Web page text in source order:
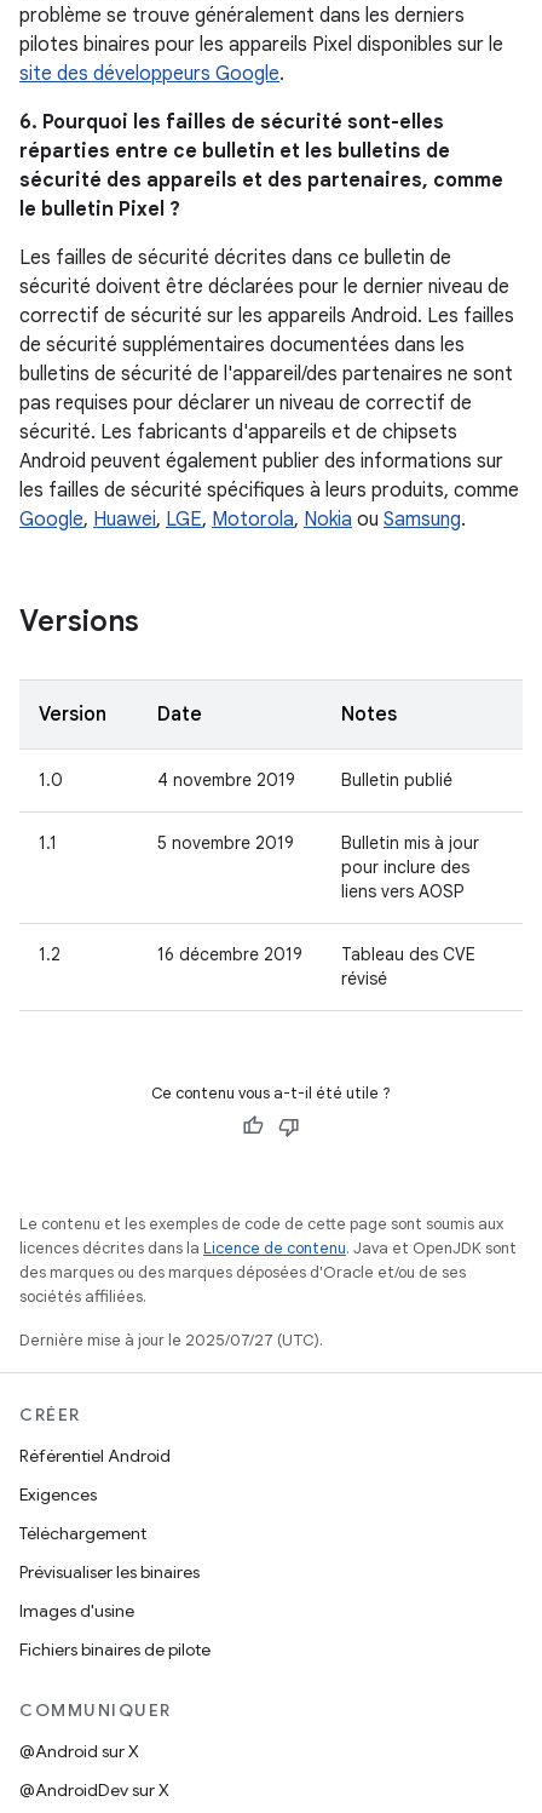
problème se trouve généralement dans les derniers
pilotes binaires pour les appareils Pixel disponibles sur le
site des développeurs Google.
6. Pourquoi les failles de sécurité sont-elles
réparties entre ce bulletin et les bulletins de
sécurité des appareils et des partenaires, comme
le bulletin Pixel ?
Les failles de sécurité décrites dans ce bulletin de
sécurité doivent être déclarées pour le dernier niveau de
correctif de sécurité sur les appareils Android. Les failles
de sécurité supplémentaires documentées dans les
bulletins de sécurité de l'appareil/des partenaires ne sont
pas requises pour déclarer un niveau de correctif de
sécurité. Les fabricants d'appareils et de chipsets
Android peuvent également publier des informations sur
les failles de sécurité spécifiques à leurs produits, comme
Google, Huawei, LGE, Motorola, Nokia ou Samsung.
Versions
Version Date Notes
1.0 4 novembre 2019 Bulletin publié
1.1 5 novembre 2019
Bulletin mis à jour
pour inclure des
liens vers AOSP
1.2 16 décembre 2019
Tableau des CVE
révisé
Ce contenu vous a-t-il été utile ?
Le contenu et les exemples de code de cette page sont soumis aux
licences décrites dans la Licence de contenu. Java et OpenJDK sont
des marques ou des marques déposées d'Oracle et/ou de ses
sociétés affiliées.
Dernière mise à jour le 2025/07/27 (UTC).
CRÉER
Référentiel Android
Exigences
Téléchargement
Prévisualiser les binaires
Images d'usine
Fichiers binaires de pilote
COMMUNIQUER
@Android sur X
@AndroidDev sur X